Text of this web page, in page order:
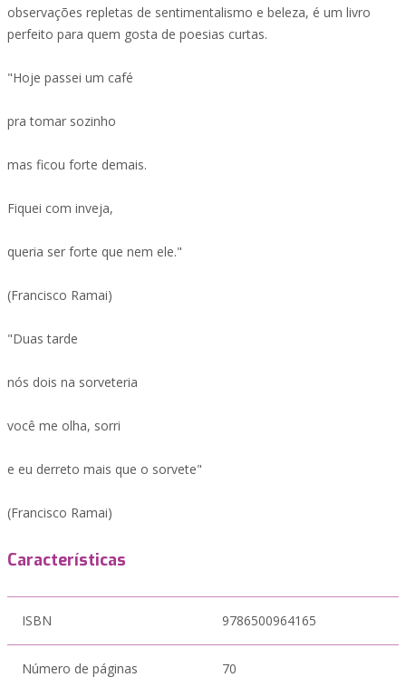
observações repletas de sentimentalismo e beleza, é um livro
perfeito para quem gosta de poesias curtas.
"Hoje passei um café
pra tomar sozinho
mas ficou forte demais.
Fiquei com inveja,
queria ser forte que nem ele."
(Francisco Ramai)
"Duas tarde
nós dois na sorveteria
você me olha, sorri
e eu derreto mais que o sorvete"
(Francisco Ramai)
Características
ISBN 9786500964165
Número de páginas 70